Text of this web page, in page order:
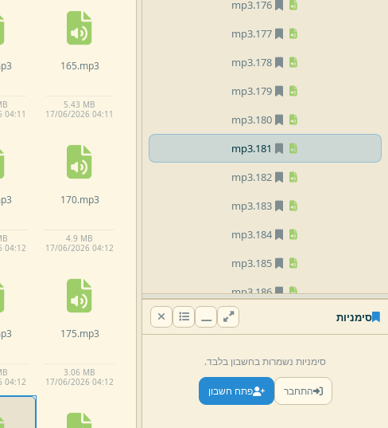
176.
mp3
177.
mp3
178.
mp3
179.
mp3
180.
mp3
181.
mp3
182.
mp3
183.
mp3
184.
mp3
185.
mp3
186.
mp3
mp3
189.
mp3
190.
mp3
סימניות
סימניות נשמרות בחשבון בלבד.
התחבר פתח חשבון
165.mp3
5.43 MB
17/06/2026 04:11
04:11
170.mp3
4.9 MB
17/06/2026 04:12
04:12
175.mp3
3.06 MB
17/06/2026 04:12
04:12